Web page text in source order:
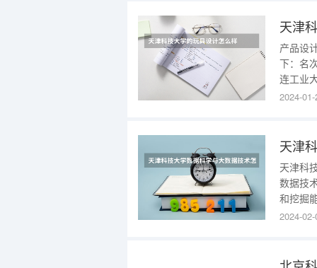
科门类
天津
产品设
下：名
连工业
名 华南
2024-
天津
天津科
数据技
和挖掘
价和特
能。此
2024-